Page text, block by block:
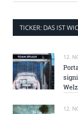
TICKER: DAS IST
12.
12.